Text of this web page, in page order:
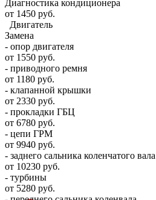
Диагностика кондиционера
от 1450 руб.
Двигатель
Замена
- опор двигателя
от 1550 руб.
- приводного ремня
от 1180 руб.
- клапанной крышки
от 2330 руб.
- прокладки ГБЦ
от 6780 руб.
- цепи ГРМ
от 9940 руб.
- заднего сальника коленчатого вала
от 10230 руб.
- турбины
от 5280 руб.